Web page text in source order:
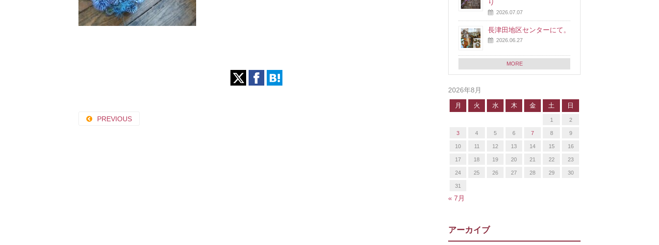
PREVIOUS
り
2026.07.07
長津田地区センターにて。
2026.06.27
MORE
2026年8月
月 火 水 木 金 土 日
1 2
3 4 5 6 7 8 9
10 11 12 13 14 15 16
17 18 19 20 21 22 23
24 25 26 27 28 29 30
31
« 7月
アーカイブ